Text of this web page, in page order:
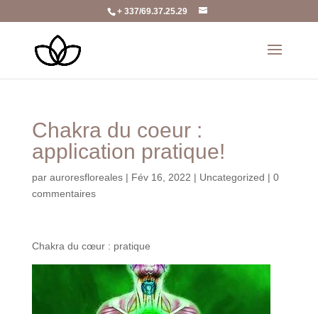
+ 337/69.37.25.29
Chakra du coeur :
application pratique!
par auroresfloreales| Fév 16, 2022 | Uncategorized | 0
commentaires
Chakra du cœur : pratique